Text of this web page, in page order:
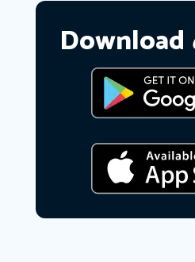
Download